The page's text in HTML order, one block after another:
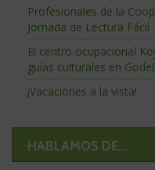
Profesionales de la
Jornada de Lectura Fácil
El centro ocupacional
guías culturales en
¡Vacaciones a la vista!
HABLAMOS DE...